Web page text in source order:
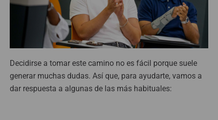
Decidirse a tomar este camino no es fácil porque suele
generar muchas dudas. Así que, para ayudarte, vamos a
dar respuesta a algunas de las más habituales: